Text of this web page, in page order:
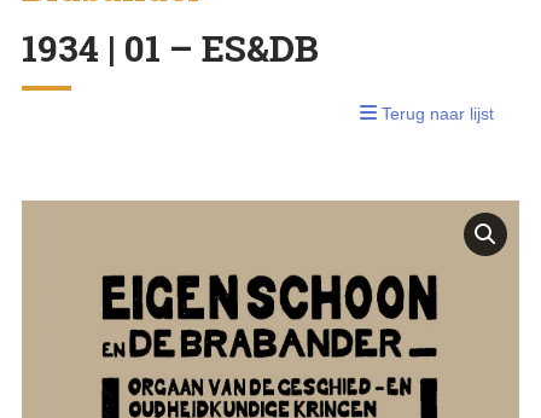
1934 | 01 – ES&DB
Terug naar lijst